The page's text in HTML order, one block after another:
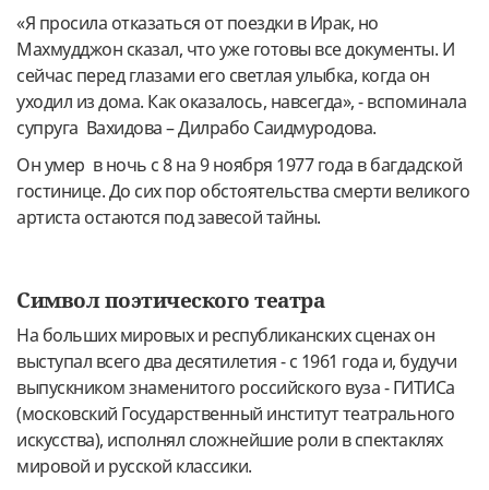
«Я просила отказаться от поездки в Ирак, но
Махмудджон сказал, что уже готовы все документы. И
сейчас перед глазами его светлая улыбка, когда он
уходил из дома. Как оказалось, навсегда», - вспоминала
супруга Вахидова – Дилрабо Саидмуродова.
Он умер в ночь с 8 на 9 ноября 1977 года в багдадской
гостинице. До сих пор обстоятельства смерти великого
артиста остаются под завесой тайны.
Символ поэтического театра
На больших мировых и республиканских сценах он
выступал всего два десятилетия - с 1961 года и, будучи
выпускником знаменитого российского вуза - ГИТИСа
(московский Государственный институт театрального
искусства), исполнял сложнейшие роли в спектаклях
мировой и русской классики.